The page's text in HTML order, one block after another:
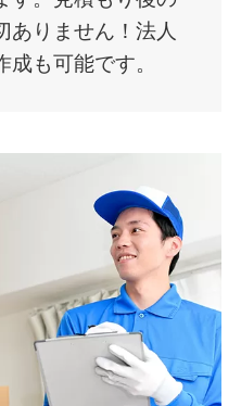
ありません！法人
も可能です。